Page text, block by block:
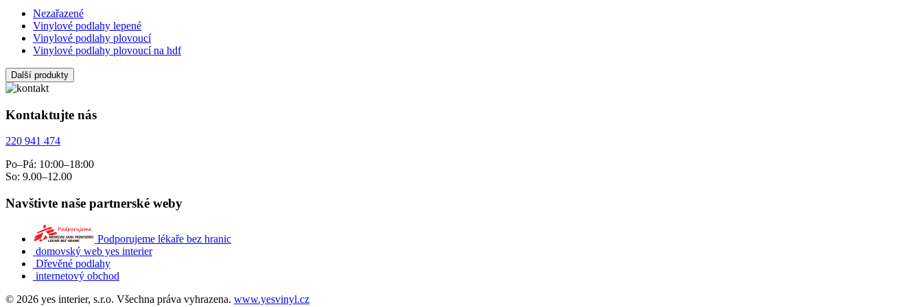
Nezařazené
Vinylové podlahy lepené
Vinylové podlahy plovoucí
Vinylové podlahy plovoucí na hdf
Další produkty
Kontaktujte nás
220 941 474
Po–Pá: 10:00–18:00
So: 9.00–12.00
Navštivte naše partnerské weby
Podporujeme lékaře bez hranic
domovský web yes interier
Dřevěné podlahy
internetový obchod
© 2026 yes interier, s.r.o. Všechna práva vyhrazena. www.yesvinyl.cz